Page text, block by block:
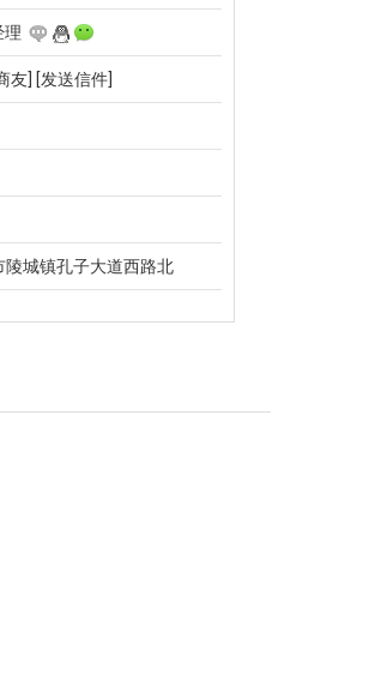
理
友] [发送信件]
陵城镇孔子大道西路北